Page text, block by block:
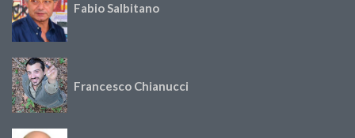
Fabio Salbitano
Francesco Chianucci